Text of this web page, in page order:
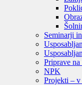
Seminarji
Priprave
NPK
Projekti – v